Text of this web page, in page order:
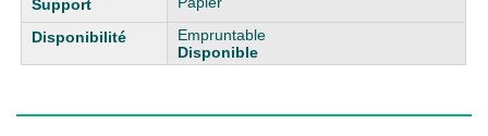
Empruntable
Disponible